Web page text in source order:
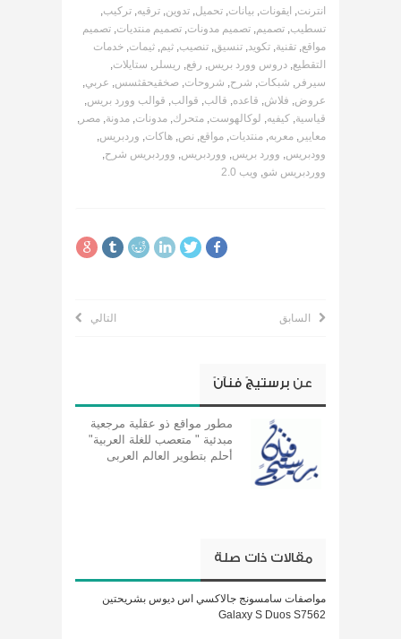
انترنت, ايقونات, بيانات, تحميل, تدوين, ترقيه, تركيب,
تسطيب, تصميم, تصميم مدونات, تصميم منتديات, تصميم
مواقع, تقنية, تكويد, تنسيق, تنصيب, ثيم, ثيمات, خدمات
التقطيع, دروس وورد بريس, رفع, ريسلر , ستايلات,
سيرفر , شبكات, شرح, شروحات, صخقيحقثسس, عربي,
عروض, فلاش, قاعده, قالب, قوالب, قوالب وورد بريس,
قياسية, كيفيه, لوكالهوست, متحرك, مدونات, مدونة, مصر ,
معايير , معربه, منتديات, مواقع, نص, هاكات, وردبريس,
وودبريس, وورد بريس, ووردبريس, ووردبريس شرح,
ووردبريس شو, ويب 2.0
السابق التالي
عن برستيجً فنآنً
مطور مواقع ذو عقلية مرجعية
مبدئية " متعصب للغلة العربية"
أحلم بتطوير العالم العربى
مقالات ذات صلة
مواصفات سامسونج جالاكسي اس ديوس بشريحتين
Galaxy S Duos S7562